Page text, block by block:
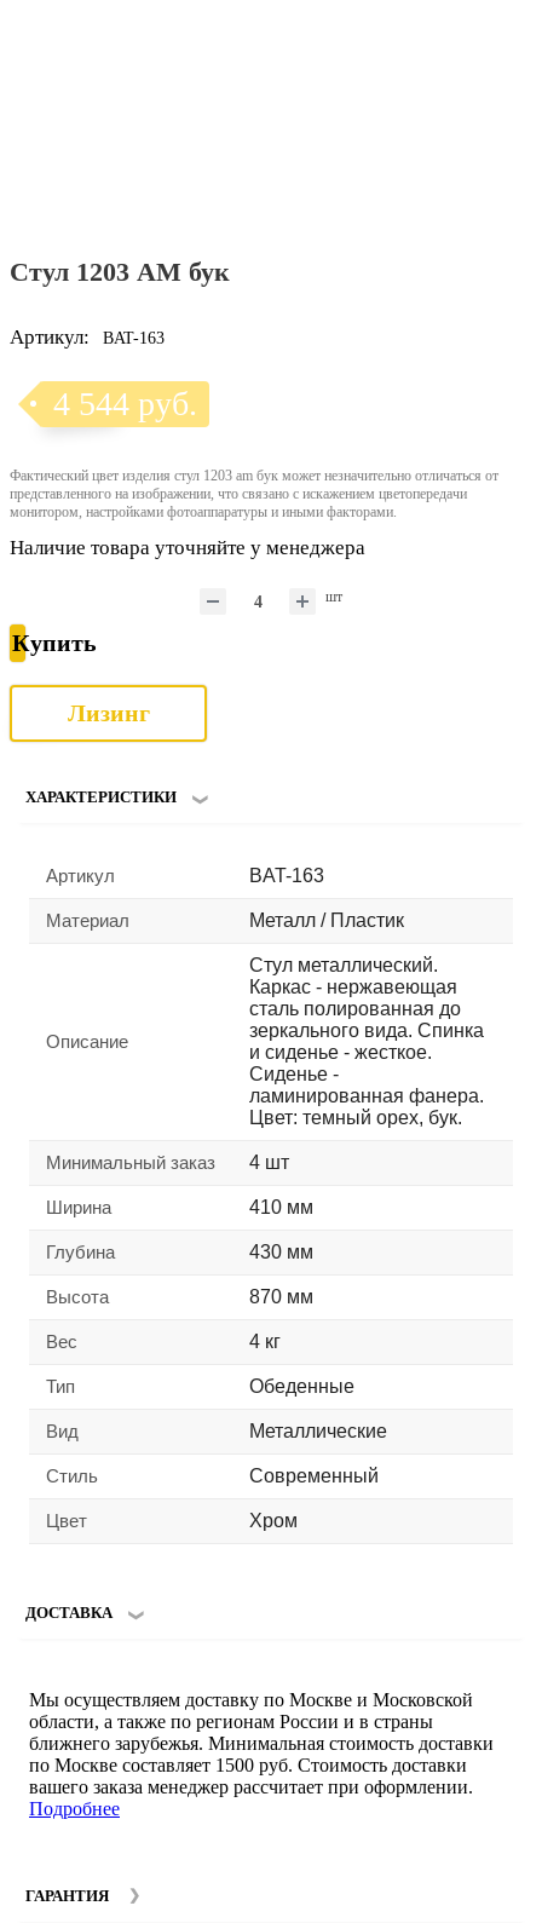
Стул 1203 AM бук
Артикул: BAT-163
4 544 руб.
Фактический цвет изделия стул 1203 am бук может незначительно отличаться от
представленного на изображении, что связано с искажением цветопередачи
монитором, настройками фотоаппаратуры и иными факторами.
Наличие товара уточняйте у менеджера
шт
Купить
Лизинг
ХАРАКТЕРИСТИКИ
Артикул BAT-163
Материал Металл / Пластик
Описание
Стул металлический.
Каркас - нержавеющая
сталь полированная до
зеркального вида. Спинка
и сиденье - жесткое.
Сиденье -
ламинированная фанера.
Цвет: темный орех, бук.
Минимальный заказ 4 шт
Ширина 410 мм
Глубина 430 мм
Высота 870 мм
Вес 4 кг
Тип Обеденные
Вид Металлические
Стиль Современный
Цвет Хром
ДОСТАВКА
Мы осуществляем доставку по Москве и Московской
области, а также по регионам России и в страны
ближнего зарубежья. Минимальная стоимость доставки
по Москве составляет 1500 руб. Стоимость доставки
вашего заказа менеджер рассчитает при оформлении.
Подробнее
ГАРАНТИЯ